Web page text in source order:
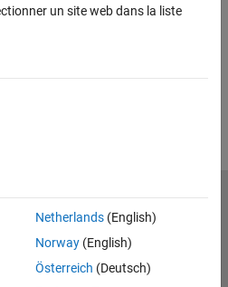
un site web dans la liste
Netherlands(English)
Norway(English)
Österreich (Deutsch)
Contacts locaux
Inc.